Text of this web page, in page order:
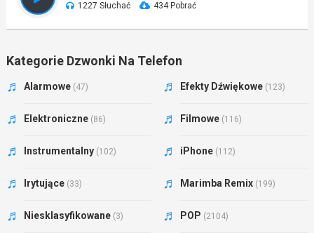
1227 Słuchać 434 Pobrać
Kategorie Dzwonki Na Telefon
Alarmowe (47) Efekty Dźwiękowe (123)
Elektroniczne (86) Filmowe (116)
Instrumentalny (102) iPhone (112)
Irytujące (33) Marimba Remix (199)
Niesklasyfikowane (3) POP (2104)